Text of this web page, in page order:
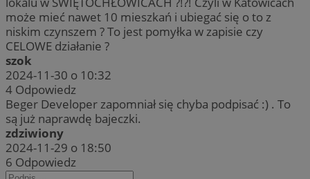
może mieć nawet 10 mieszkań i ubiegać się o to z
niskim czynszem ? To jest pomyłka w zapisie czy
CELOWE działanie ?
szok
2024-11-30 o 10:32
4 Odpowiedz
Beger Developer zapomniał się chyba podpisać :) . To
są już naprawdę bajeczki.
zdziwiony
2024-11-29 o 18:50
6 Odpowiedz